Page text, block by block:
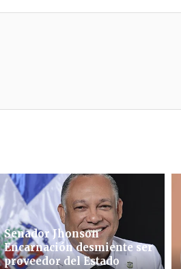
Senador Jhonson
Encarnación desmiente ser
proveedor del Estado